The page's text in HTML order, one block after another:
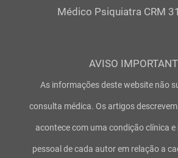
Médico Psiquiatra CRM
AVISO
As informações deste website não
consulta médica. Os artigos
acontece com uma condição clínica
pessoal de cada autor em relação a